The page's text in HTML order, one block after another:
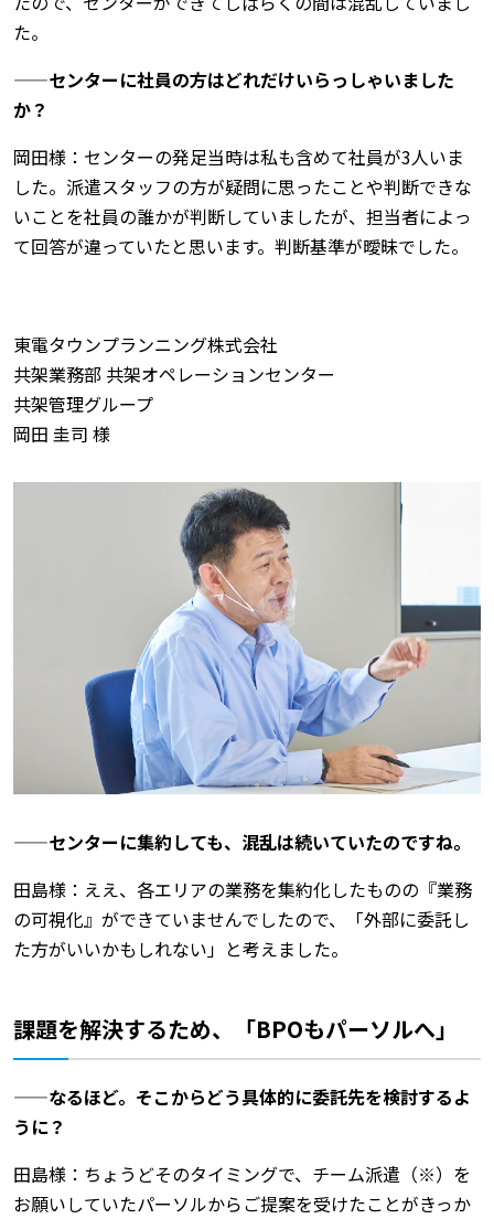
た。
——センターに社員の方はどれだけいらっしゃいました
か？
岡田様：センターの発足当時は私も含めて社員が3人いま
した。派遣スタッフの方が疑問に思ったことや判断できな
いことを社員の誰かが判断していましたが、担当者によっ
て回答が違っていたと思います。判断基準が曖昧でした。
東電タウンプランニング株式会社
共架業務部 共架オペレーションセンター
共架管理グループ
岡田 圭司 様
——センターに集約しても、混乱は続いていたのですね。
田島様：ええ、各エリアの業務を集約化したものの『業務
の可視化』ができていませんでしたので、「外部に委託し
た方がいいかもしれない」と考えました。
課題を解決するため、「BPOもパーソルへ」
——なるほど。そこからどう具体的に委託先を検討するよ
うに？
田島様：ちょうどそのタイミングで、チーム派遣（※）を
お願いしていたパーソルからご提案を受けたことがきっか